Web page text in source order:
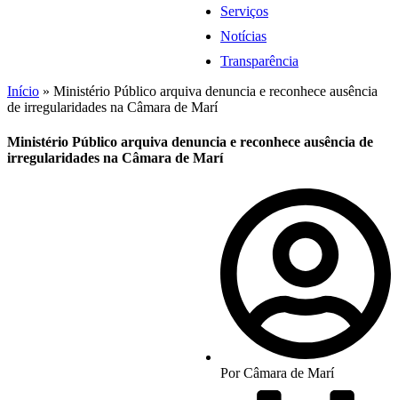
Serviços
Notícias
Transparência
Início » Ministério Público arquiva denuncia e reconhece ausência
de irregularidades na Câmara de Marí
Ministério Público arquiva denuncia e reconhece ausência de
irregularidades na Câmara de Marí
PorCâmara de Marí